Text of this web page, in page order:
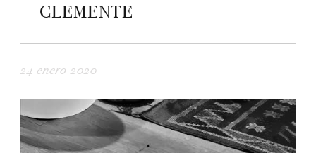
CLEMENTE
24 enero 2020